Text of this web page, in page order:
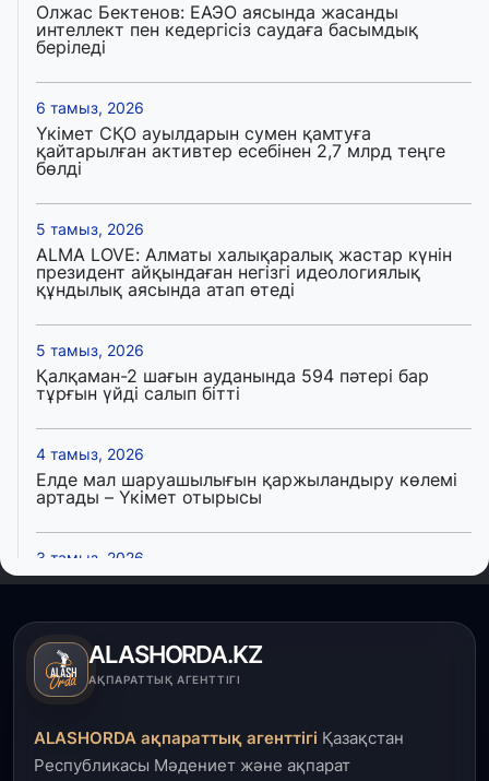
Олжас Бектенов: ЕАЭО аясында жасанды
интеллект пен кедергісіз саудаға басымдық
беріледі
6 тамыз, 2026
Үкімет СҚО ауылдарын сумен қамтуға
қайтарылған активтер есебінен 2,7 млрд теңге
бөлді
5 тамыз, 2026
ALMA LOVE: Алматы халықаралық жастар күнін
президент айқындаған негізгі идеологиялық
құндылық аясында атап өтеді
5 тамыз, 2026
Қалқаман-2 шағын ауданында 594 пәтері бар
тұрғын үйді салып бітті
4 тамыз, 2026
Елде мал шаруашылығын қаржыландыру көлемі
артады – Үкімет отырысы
3 тамыз, 2026
Өңірлерде жаңа вокзалдар, су құбыры,
пайдалануға берілді
3 тамыз, 2026
салынып жатыр
ALASHORDA.KZ
АҚПАРАТТЫҚ АГЕНТТІГІ
ALASHORDA ақпараттық агенттігі Қазақстан
Республикасы Мәдениет және ақпарат